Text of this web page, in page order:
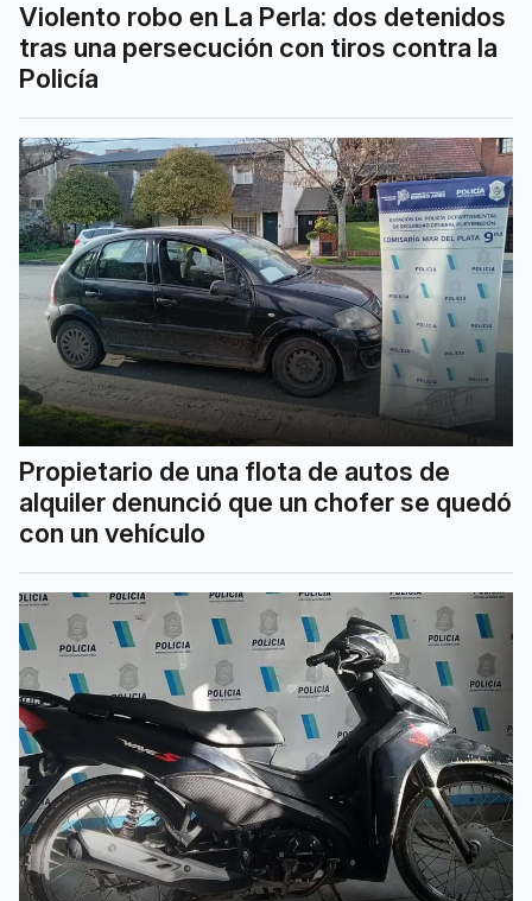
Violento robo en La Perla: dos detenidos
tras una persecución con tiros contra la
Policía
Propietario de una flota de autos de
alquiler denunció que un chofer se quedó
con un vehículo